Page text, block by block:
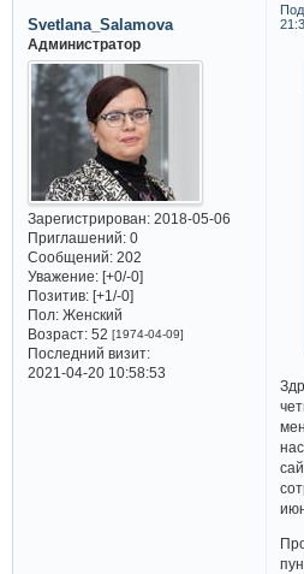
Svetlana_Salamova
Администратор
Зарегистрирован: 2018-05-06
Приглашений:0
Сообщений:202
Уважение: [+0/-0]
Позитив: [+1/-0]
Пол:Женский
Возраст:52 [1974-04-09]
Последний визит:
2021-04-20 10:58:53